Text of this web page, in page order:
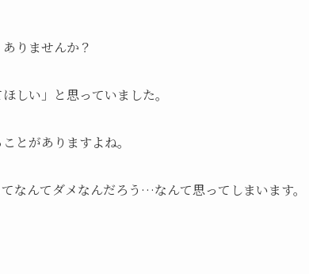
りませんか？
しい」と思っていました。
とがありますよね。
なんてダメなんだろう…なんて思ってしまいます。